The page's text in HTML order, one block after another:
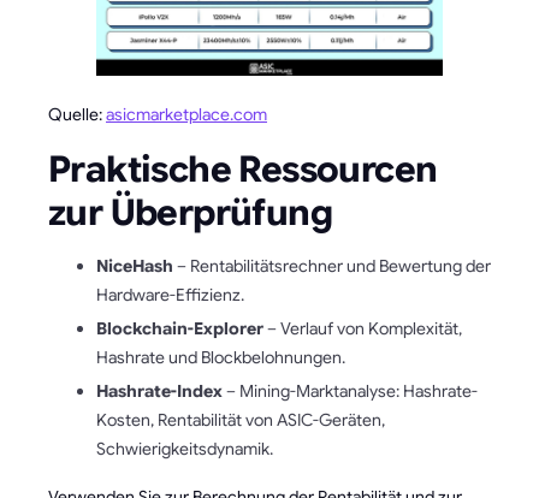
Quelle:asicmarketplace.com
Praktische Ressourcen
zur Überprüfung
NiceHash – Rentabilitätsrechner und Bewertung der
Hardware-Effizienz.
Blockchain-Explorer– Verlauf von Komplexität,
Hashrate und Blockbelohnungen.
Hashrate-Index– Mining-Marktanalyse: Hashrate-
Kosten, Rentabilität von ASIC-Geräten,
Schwierigkeitsdynamik.